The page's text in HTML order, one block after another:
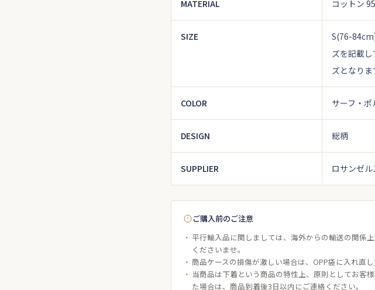
MATERIAL コットン
SIZE S(76-
ズを記載し
ズとなりま
COLOR サーフ・ポ
DESIGN 総柄
SUPPLIER ロサンゼル
ご購入前のご注意
平行輸入品に関しましては、海外からの輸送の関係
くださいませ。
商品ケースの損傷が激しい場合は、OPP袋に入れ直
当商品は下着という商品の特性上、原則としてお客
た場合は、商品到着後3日以内にご連絡ください。